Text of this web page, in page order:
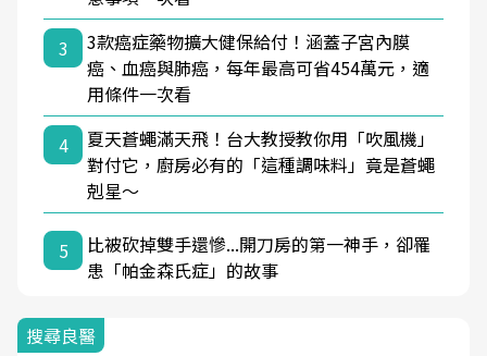
3
3款癌症藥物擴大健保給付！涵蓋子宮內膜
癌、血癌與肺癌，每年最高可省454萬元，適
用條件一次看
4
夏天蒼蠅滿天飛！台大教授教你用「吹風機」
對付它，廚房必有的「這種調味料」竟是蒼蠅
剋星～
5
比被砍掉雙手還慘...開刀房的第一神手，卻罹
患「帕金森氏症」的故事
搜尋良醫